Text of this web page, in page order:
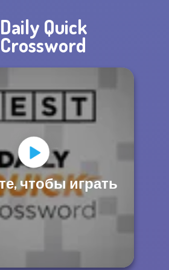
Daily Quick
Crossword
чтобы играть